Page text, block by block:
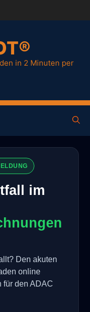
in 2 Minuten per
im
Den akuten
online
für den ADAC